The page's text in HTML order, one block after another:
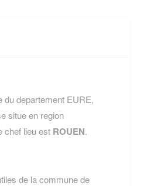
du departement EURE,
situe en region
chef lieu est ROUEN.
de la commune de